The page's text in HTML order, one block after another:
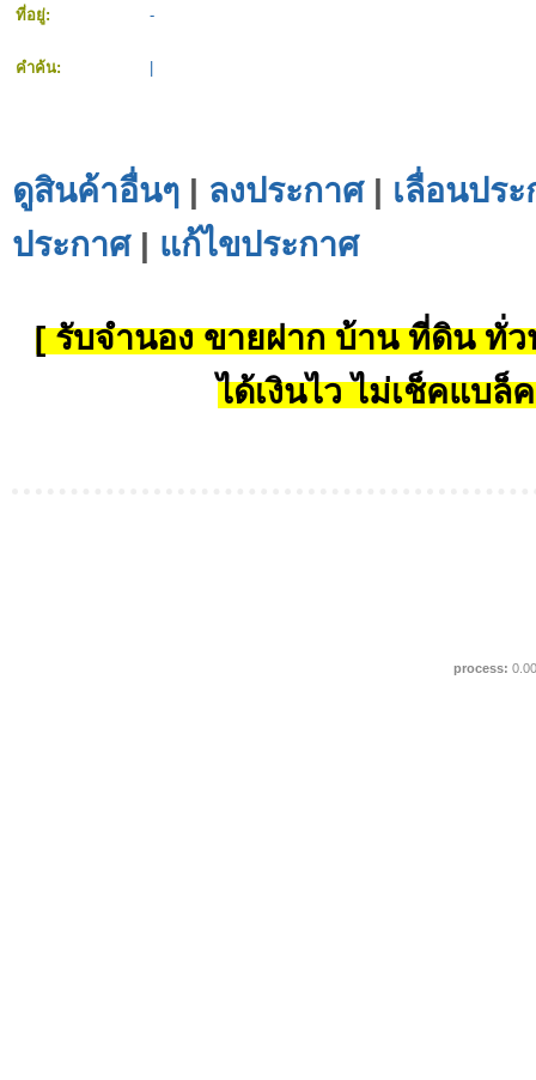
ที่อยู่:
-
คำค้น:
ดูสินค้าอื่นๆ | ลงประกาศ| เลื่อนปร
ประกาศ| แก้ไขประกาศ
[ รับจำนอง ขายฝาก บ้าน ที่ดิน ทั่ว
ได้เงินไว ไม่เช็คแบล็
process: